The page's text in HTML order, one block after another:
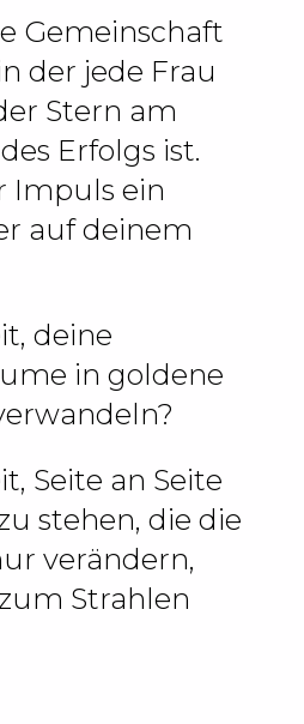
Gemeinschaft
der jede Frau
Stern am
Erfolgs ist.
Impuls ein
auf deinem
deine
in goldene
Seite an Seite
stehen, die die
verändern,
Strahlen